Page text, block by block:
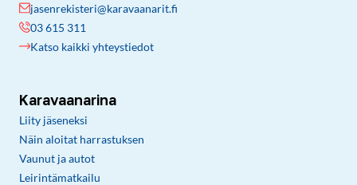
jasenrekisteri@karavaanarit.fi
03 615 311
Katso kaikki yhteystiedot
Karavaanarina
Liity jäseneksi
Näin aloitat harrastuksen
Vaunut ja autot
Leirintämatkailu